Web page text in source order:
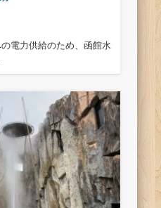
電力供給のため、函館水